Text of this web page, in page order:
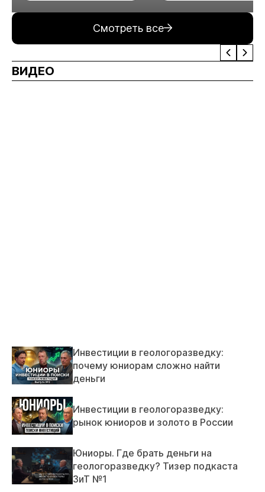
Смотреть все
ВИДЕО
Инвестиции в геологоразведку:
почему юниорам сложно найти
деньги
Инвестиции в геологоразведку:
рынок юниоров и золото в России
Юниоры. Где брать деньги на
геологоразведку? Тизер подкаста
ЗиТ №1